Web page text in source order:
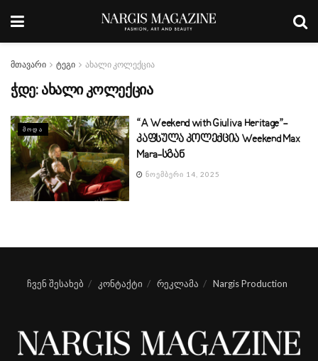
მთავარი ტეგი ახალი კოლექცია
ჭდე: ახალი კოლექცია
ᲛᲝᲓᲐ
“A Weekend with Giuliva Heritage”-
კაფსულა კოლექცია Weekend Max
Mara-სგან
ᲜᲝᲔᲛᲑᲔᲠᲘ 14, 2025
ჩვენ შესახებ კონტაქტი რეკლამა Nargis Production